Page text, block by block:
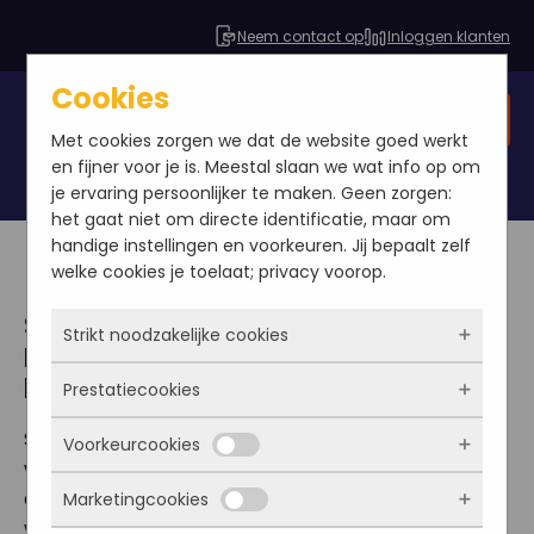
Neem contact op Inloggen klanten
SEO linkbuilding
Linkbuilding zorgt voor meer
bezoekers naar de website
Startpagina's, portals en hyperlink verzamel
websites zijn vaak goede websites om je website op
aan te melden. Je website moet vaak gelinkt
Cookies
Met cookies zorgen we dat de website goed werkt
en fijner voor je is. Meestal slaan we wat info op om
je ervaring persoonlijker te maken. Geen zorgen:
het gaat niet om directe identificatie, maar om
handige instellingen en voorkeuren. Jij bepaalt zelf
welke cookies je toelaat; privacy voorop.
Strikt noodzakelijke cookies
Deze cookies zorgen ervoor dat de website
überhaupt werkt. Ze zijn dus altijd actief en
kunnen niet worden uitgezet. Meestal worden
ze alleen geplaatst als jij iets doet, zoals
inloggen, een formulier invullen of je
Prestatiecookies
Met deze cookies zien we hoe vaak onze site
bezocht wordt, waar bezoekers vandaan
komen en welke pagina’s populair zijn. Zo
Voorkeurcookies
Deze cookies onthouden jouw voorkeuren.
Marketingcookies